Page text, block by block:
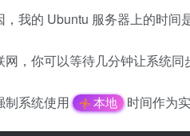
我的 Ubuntu 服务器上的时间
，你可以等待几分钟让系统同
制系统使用 本地 时间作为